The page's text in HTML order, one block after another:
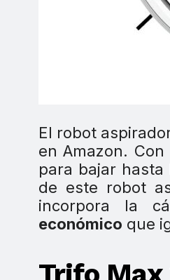
El robot
en Amazon.
para bajar hasta
de este robot
incorpora la
económico que